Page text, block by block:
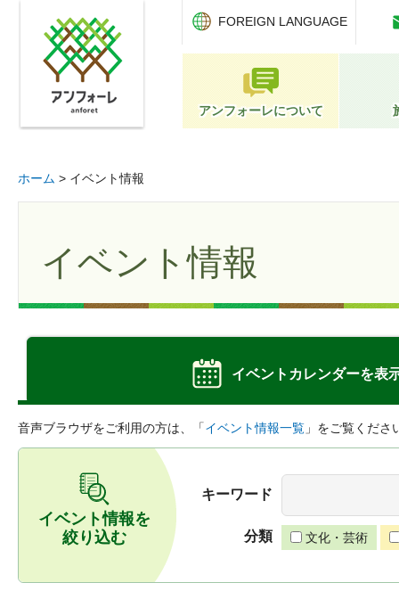
アンフォーレ
FOREIGN LANGUAGE
アンフォーレについて
ホーム > イベント情報
イベント情報
イベントカレンダーを表
音声ブラウザをご利用の方は、「イベント情報一覧 」をご覧くださ
イベント情報を
絞り込む
キーワード
分類 文化・芸術